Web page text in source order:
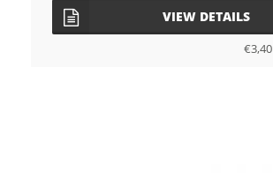
VIEW DETAILS
€3,40